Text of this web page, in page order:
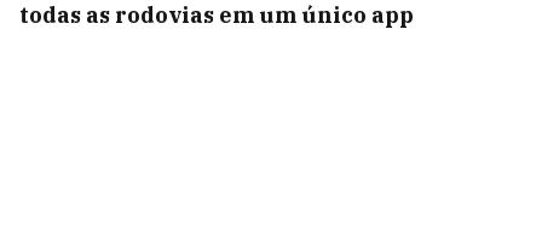
todas as rodovias em um único app